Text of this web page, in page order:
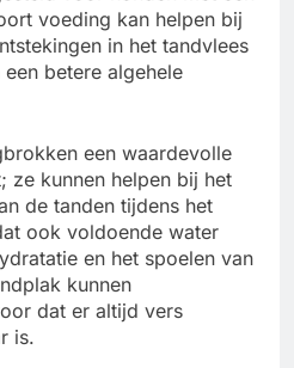
voeding kan helpen bij
in het tandvlees
betere algehele
een waardevolle
ze kunnen helpen bij het
de tanden tijdens het
ook voldoende water
en het spoelen van
kunnen
dat er altijd vers
is.